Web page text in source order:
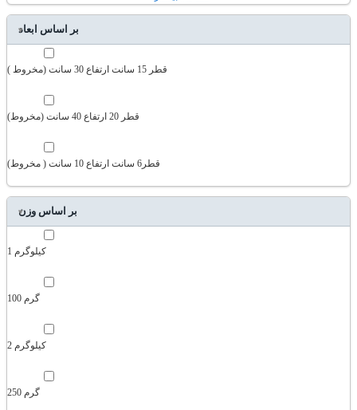
بر اساس ابعاد
قطر 15 سانت ارتفاع 30 سانت (مخروط )
قطر 20 ارتفاع 40 سانت (مخروط)
قطر6 سانت ارتفاع 10 سانت ( مخروط)
بر اساس وزن
1 کیلوگرم
100 گرم
2 کیلوگرم
250 گرم